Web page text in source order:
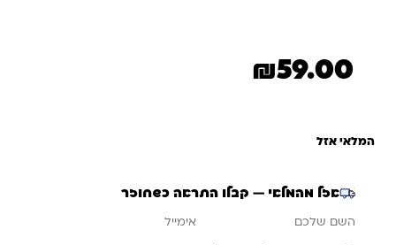
₪59.00
המלאי אזל
אזל מהמלאי — קבלו התראה כשחוזר